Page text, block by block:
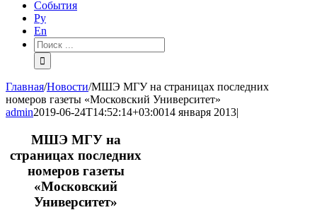
События
Ру
En
Результат
поиска:
Главная/Новости/МШЭ МГУ на страницах последних
номеров газеты «Московский Университет»
admin2019-06-24T14:52:14+03:0014 января 2013|
МШЭ МГУ на
страницах последних
номеров газеты
«Московский
Университет»